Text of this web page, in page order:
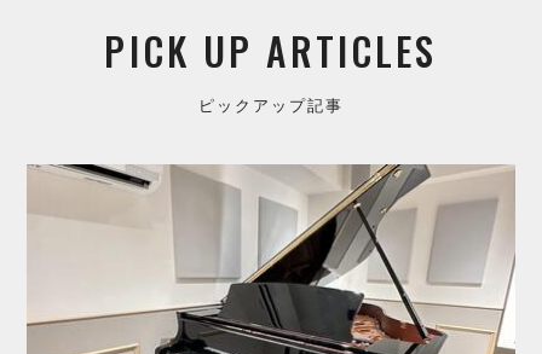
PICK UP ARTICLES
ピックアップ記事